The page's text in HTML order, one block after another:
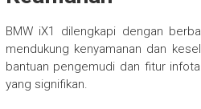
BMW iX1 dilengkapi dengan
mendukung kenyamanan dan
bantuan pengemudi dan fitur
yang signifikan.